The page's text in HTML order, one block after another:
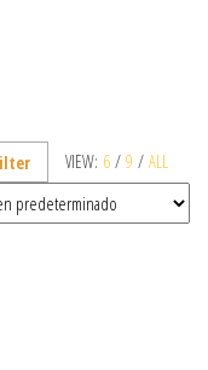
VIEW: 6 / 9 / ALL